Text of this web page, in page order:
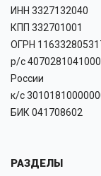
ИНН 3327132040
КПП 332701001
ОГРН
р/с
России
к/с
БИК 041708602
РАЗДЕЛЫ